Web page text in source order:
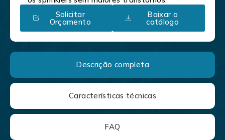
Solicitar
Orçamento
Baixar o
catálogo
Descrição completa
Características técnicas
FAQ